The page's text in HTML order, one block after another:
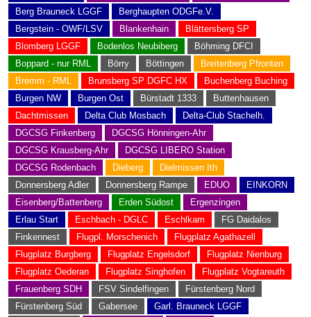
Berg Brauneck LGGF
Berghaupten ODGFe.V.
Bergstein - OWF/LSV
Blankenhain
Blättersberg SP
Blomberg LGGF
Bodenlos Neubiberg
Böhming DFCI
Boppard - nur RML
Börry Böttingen
Breitenberg Pfronten
Bremm - RML
Brunsberg SP DGFC HX
Buchenberg Buching
Burgen NW
Burgen Ost Bürstadt 1333
Buttenhausen
Dachtmissen
Delta Club Mosbach
Delta-Club Stachelh.
DGCSG Finkenberg
DGCSG Hönningen-Ahr
DGCSG Krausberg-Ahr
DGCSG LIBERO Station
DGCSG Rodenbach
Dieberg
Dielmissen Ith
Donnersberg Adler
Donnersberg Rampe EDUO
EINKORN
Eisenberg/Battenberg
Erden Südost
Ergenzingen
Erlau Start
Eschbach - DGLC Eschlkam
FG Daidalos
Finkennest
Flugpl. Morschenich
Flugplatz Agathazell
Flugplatz Burgberg
Flugplatz Engelsdorf
Flugplatz Nienburg
Flugplatz Oederan
Flugplatz Singhofen
Flugplatz Vogtareuth
Frauenberg SDH
FSV Sindelfingen
Fürstenberg Nord
Fürstenberg Süd
Gabersee
Garl. Brauneck LGGF